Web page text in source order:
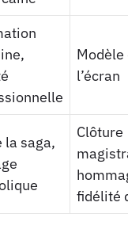
Modèle
l’écran
la saga,
Clôture
fidélité